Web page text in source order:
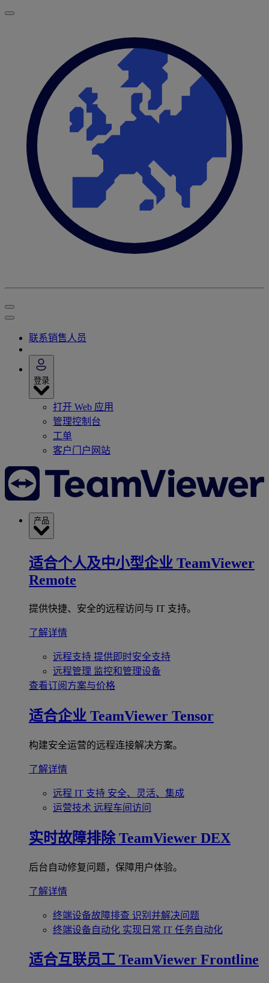
联系销售人员
登录
打开 Web 应用
管理控制台
工单
客户门户网站
产品
适合个人及中小型企业 TeamViewer
Remote
提供快捷、安全的远程访问与 IT 支持。
了解详情
远程支持 提供即时安全支持
远程管理 监控和管理设备
查看订阅方案与价格
适合企业 TeamViewer Tensor
构建安全运营的远程连接解决方案。
了解详情
远程 IT 支持 安全、灵活、集成
运营技术 远程车间访问
实时故障排除 TeamViewer DEX
后台自动修复问题，保障用户体验。
了解详情
终端设备故障排查 识别并解决问题
终端设备自动化 实现日常 IT 任务自动化
适合互联员工 TeamViewer Frontline